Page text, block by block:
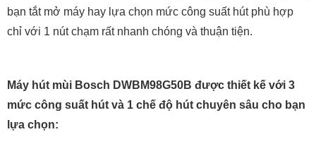
bạn tắt mở máy hay lựa chọn mức công suất hút phù hợp
chỉ với 1 nút chạm rất nhanh chóng và thuận tiện.
Máy hút mùi Bosch DWBM98G50B được thiết kế với 3
mức công suất hút và 1 chế độ hút chuyên sâu cho bạn
lựa chọn: